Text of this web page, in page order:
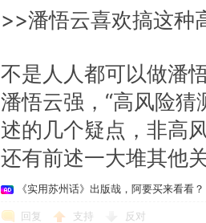
>>潘悟云喜欢搞这种
不是人人都可以做潘
潘悟云强，“高风险猜
述的几个疑点，非高
还有前述一大堆其他
《实用苏州话》出版哉，阿要买来看看？
回复 支持 反对